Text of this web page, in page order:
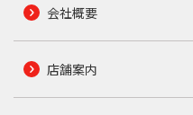
会社概要
店舗案内